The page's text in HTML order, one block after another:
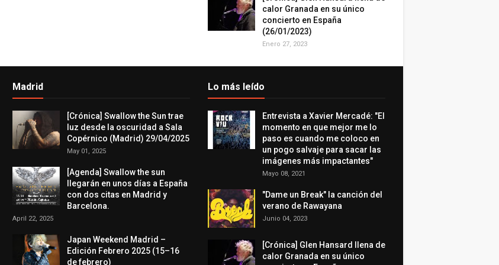
calor Granada en su único
concierto en España
(26/01/2023)
Enero 27, 2023
Madrid
[Crónica] Swallow the Sun trae
luz desde la oscuridad a Sala
Copérnico (Madrid) 29/04/2025
May 01, 2025
[Agenda] Swallow the sun
llegarán en unos días a España
con dos citas en Madrid y
Barcelona.
April 22, 2025
Japan Weekend Madrid –
Edición Febrero 2025 (15–16
de febrero)
Lo más leído
Entrevista a Xavier Mercadé: "El
momento en que mejor me lo
paso es cuando me coloco en
un pogo salvaje para sacar las
imágenes más impactantes"
Mayo 08, 2021
"Dame un Break" la canción del
verano de Rawayana
Junio 04, 2023
[Crónica] Glen Hansard llena de
calor Granada en su único